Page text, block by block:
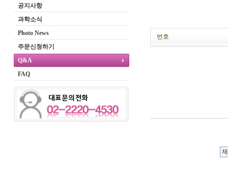
공지사항
과학소식
Photo News
주문신청하기
Q&A
FAQ
번호